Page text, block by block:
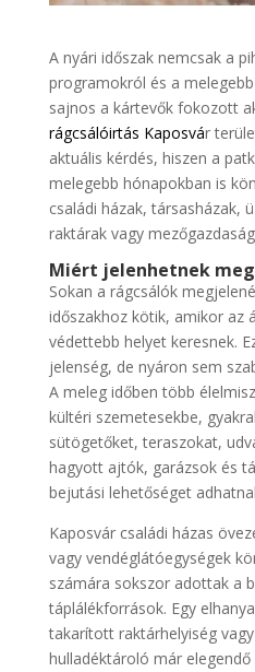
A nyári időszak nemcsak a
programokról és a
sajnos a kártevők fokozott
rágcsálóirtás Kaposvár
aktuális kérdés, hiszen a
melegebb hónapokban is
családi házak, társasházak,
raktárak vagy
Miért jelenhetnek
Sokan a rágcsálók
időszakhoz kötik, amikor az
védettebb helyet keresnek.
jelenség, de nyáron sem
A meleg időben több
kültéri szemetesekbe,
sütögetőket, teraszokat,
hagyott ajtók, garázsok és
bejutási lehetőséget
Kaposvár családi házas
vagy vendéglátóegységek
számára sokszor adottak a
táplálékforrások. Egy
takarított raktárhelyiség
hulladéktároló már